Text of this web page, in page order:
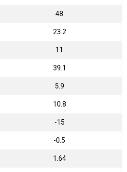
48
23.2
11
39.1
5.9
10.8
-15
-0.5
1.64